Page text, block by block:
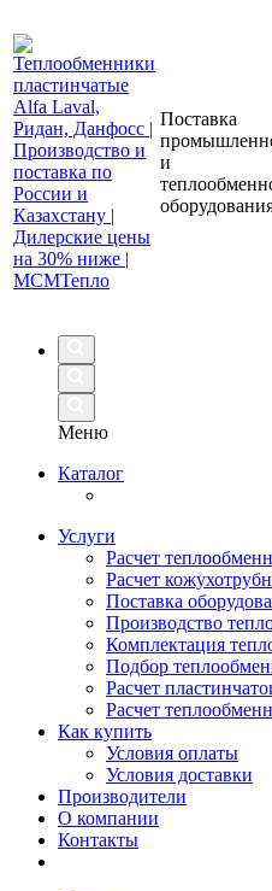
Поставка
и
Меню
Каталог
Услуги
Расчет
Расчет
Поставка
Производство
Комплектация
Подбор
Расчет
Расчет
Как купить
Условия оплаты
Условия доставки
Производители
О компании
Контакты